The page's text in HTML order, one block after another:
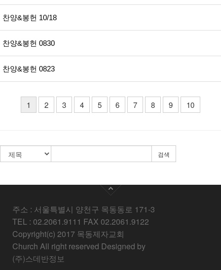
찬양&봉헌 10/18
찬양&봉헌 0830
찬양&봉헌 0823
1 2 3 4 5 6 7 8 9 10
검색
주소 : 서울특별시 양천구 목동동로 171-3
TEL : 02.2061.9111 FAX 02.2061.9122
Copyright(c) 2017 목동제자교회
Church All right reserved Designed by
(주)스데반정보